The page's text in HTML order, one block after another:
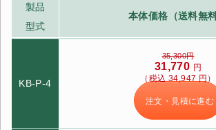
製品
型式
本体価格（送料無料
KB-P-4
35,300円
31,770 円
（税込 34,947 円）
注文・見積に進む